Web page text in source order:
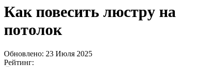
Как повесить люстру на
потолок
Обновлено: 23 Июля 2025
Рейтинг: